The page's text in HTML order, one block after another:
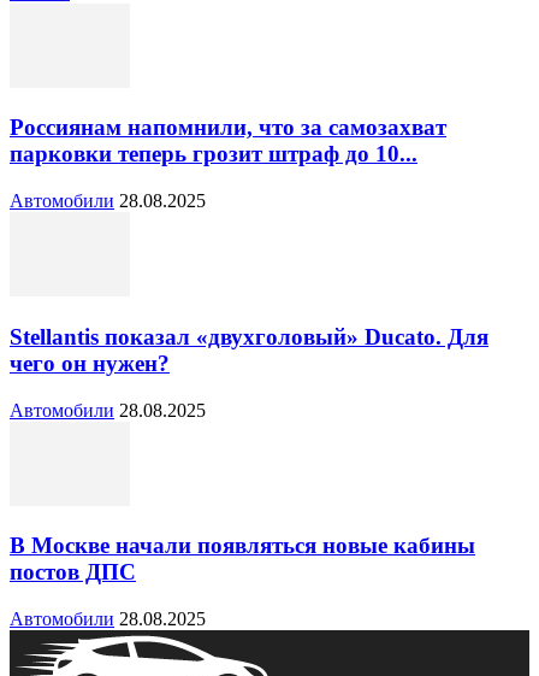
Россиянам напомнили, что за самозахват
парковки теперь грозит штраф до 10...
Автомобили 28.08.2025
Stellantis показал «двухголовый» Ducato. Для
чего он нужен?
Автомобили 28.08.2025
В Москве начали появляться новые кабины
постов ДПС
Автомобили 28.08.2025